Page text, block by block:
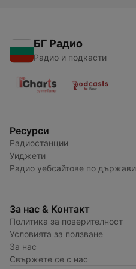
БГ Радио
Радио и подкасти
Ресурси
Радиостанции
Уиджети
Радио уебсайтове по държави
За нас & Контакт
Политика за поверителност
Условията за ползване
За нас
Свържете се с нас